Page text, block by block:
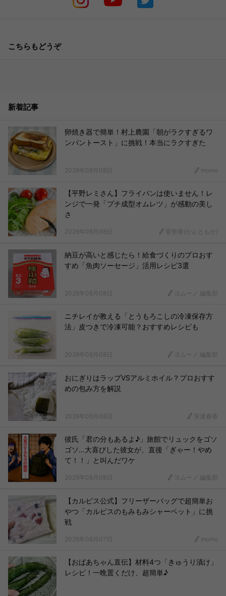
こちらもどうぞ
新着記事
卵焼き器で簡単！村上農園「朝がラクすぎるワ
ンパントースト」に挑戦！本当にラクすぎた
2026年08月08日 momo
【平野レミさん】フライパンは使いません！レ
ンジで一発「プチ成型オムレツ」が感動の美し
さ
2026年08月08日 菅智香(かんともか)
納豆が高いと感じたら！給食づくりのプロおす
すめ「魚肉ソーセージ」活用レシピ3選
2026年08月08日 ヨムーノ 編集部
ニチレイが教える「とうもろこしの冷凍保存方
法」皮つきで冷凍可能？おすすめレシピも
2026年08月08日 ヨムーノ 編集部
おにぎりはラップVSアルミホイル？プロおすす
めの包み方を解説
2026年08月08日 安達春香
彼氏「君の分もあるよ♪」旅館でリュックをゴソ
ゴソ…大喜びした彼女が、直後「ぎゃー！やめ
て！！」と叫んだワケ
2026年08月08日 ヨムーノ 編集部
【カルピス公式】フリーザーバッグで超簡単お
やつ「カルピスのもみもみシャーベット」に挑
戦
2026年08月07日 momo
【おばあちゃん直伝】材料4つ「きゅうり漬け」
レシピ！一晩置くだけ、超簡単♪